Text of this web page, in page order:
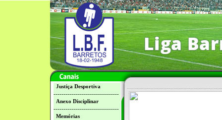
Justiça Desportiva
---------------------------------
Anexo Disciplinar
---------------------------------
Memórias